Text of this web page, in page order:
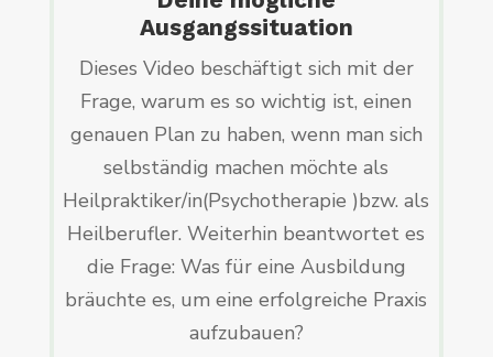
Ausgangssituation
Dieses Video beschäftigt sich mit der
Frage, warum es so wichtig ist, einen
genauen Plan zu haben, wenn man sich
selbständig machen möchte als
Heilpraktiker/in(Psychotherapie )bzw. als
Heilberufler. Weiterhin beantwortet es
die Frage: Was für eine Ausbildung
bräuchte es, um eine erfolgreiche Praxis
aufzubauen?